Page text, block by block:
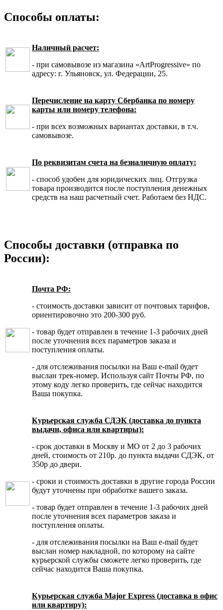
Способы оплаты:
Наличный расчет:
- при самовывозе из магазина «ArtProgressive» по
адресу: г. Ульяновск, ул. Федерации, 25.
Перечисление на карту Сбербанка по номеру
карты или номеру телефона:
- при всех возможных вариантах доставки, в т.ч.
самовывозе.
По реквизитам счета на безналичную оплату:
- способ удобен для юридических лиц. Отгрузка
товара производится после поступления денежных
средств на наш расчетный счет. Работаем без НДС.
Способы доставки (отправка по
России):
Почта РФ:
- стоимость доставки зависит от почтовых тарифов,
ориентировочно это 200-300 руб.
- товар будет отправлен в течение 1-3 рабочих дней
после уточнения всех параметров заказа и
поступления оплаты.
- для отслеживания посылки на Ваш e-mail будет
выслан трек-номер. Используя сайт Почты РФ, по
этому коду легко проверить, где сейчас находится
Ваша покупка.
Курьерская служба СДЭК (доставка до пункта
выдачи, офиса или квартиры):
- срок доставки в Москву и МО от 2 до 3 рабочих
дней, стоимость от 210р. до пункта выдачи СДЭК, от
350р до двери.
- сроки и стоимость доставки в другие города России
будут уточнены при обработке вашего заказа.
- товар будет отправлен в течение 1-3 рабочих дней
после уточнения всех параметров заказа и
поступления оплаты.
- для отслеживания посылки на Ваш e-mail будет
выслан номер накладной, по которому на сайте
курьерской службы сможете легко проверить, где
сейчас находится Ваша покупка.
Курьерская служба Major Express (доставка в офис
или квартиру):